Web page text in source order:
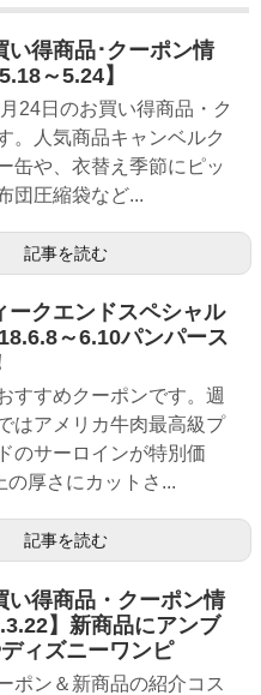
い得商品･クーポン情
～5.24】
24日のお買い得商品・ク
。人気商品キャンベルク
缶や、衣替え季節にピッ
団圧縮袋など...
記事を読む
ークエンドスペシャル
～6.10パンパース
すすめクーポンです。週
はアメリカ牛肉最高級プ
のサーロインが特別価
の厚さにカットさ...
記事を読む
い得商品・クーポン情
】新商品にアンブ
ィズニーワンピ
ポン＆新商品の紹介コス